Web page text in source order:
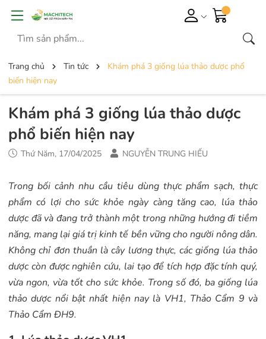
Trang chủ Tin tức
Khám phá 3 giống lúa thảo dược phổ
biến hiện nay
Khám phá 3 giống lúa thảo dược
phổ biến hiện nay
Thứ Năm, 17/04/2025 NGUYỄN TRUNG HIẾU
Trong bối cảnh nhu cầu tiêu dùng thực phẩm sạch, thực
phẩm có lợi cho sức khỏe ngày càng tăng cao, lúa thảo
dược đã và đang trở thành một trong những hướng đi tiềm
năng, mang lại giá trị kinh tế bền vững cho người nông dân.
Không chỉ đơn thuần là cây lương thực, các giống lúa thảo
dược còn được nghiên cứu, lai tạo để tích hợp đặc tính quý,
vừa ngon, vừa tốt cho sức khỏe. Trong số đó, ba giống lúa
thảo dược nổi bật nhất hiện nay là VH1, Thảo Cẩm 9 và
Thảo Cẩm ĐH9.